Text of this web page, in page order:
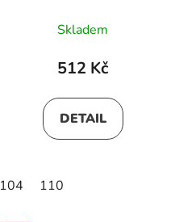
Skladem
512 Kč
DETAIL
104 110